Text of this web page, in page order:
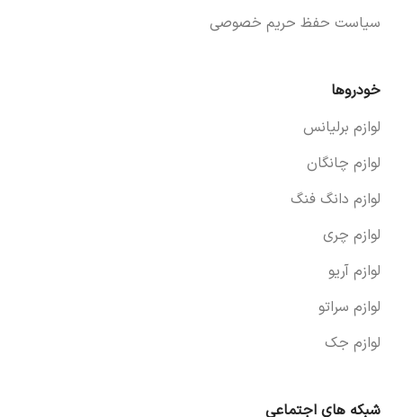
سیاست حفظ حریم خصوصی
خودروها
لوازم برلیانس
لوازم چانگان
لوازم دانگ فنگ
لوازم چری
لوازم آریو
لوازم سراتو
لوازم جک
شبکه های اجتماعی